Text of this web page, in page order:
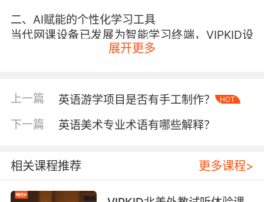
二、AI赋能的个性化学习工具
当代网课设备已发展为智能学习终端，VIPKID设
备集成的AI语法诊断功能尤为突出。通过课堂对
学语言实验室研究表明，AI定制化练习使语法掌
3D物体识别功能，当孩子朗读"apple"时，摄像
模态刺激显著延长注意力集中时长。
三、环境智能适配系统
展开更多
上一篇 英语游学项目是否有手工制作？ HOT
下一篇 英语美术专业术语有哪些解释？
相关课程推荐 更多课程>